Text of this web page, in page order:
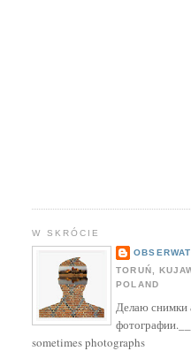
W SKRÓCIE
TORUŃ,
POLAND
Делаю снимки
sometimes photographs